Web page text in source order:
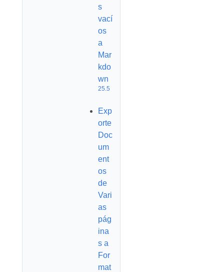
s
vací
os
a
Mar
kdo
wn
25.5
Exp
orte
Doc
um
ent
os
de
Vari
as
pág
ina
s a
For
mat